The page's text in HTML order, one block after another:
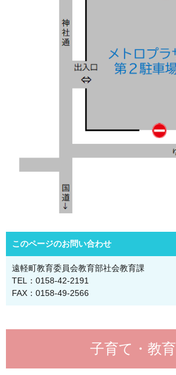
このページのお問い合わせ
遠軽町教育委員会教育部社会教育課
TEL：0158-42-2191
FAX：0158-49-2566
子育て・教育